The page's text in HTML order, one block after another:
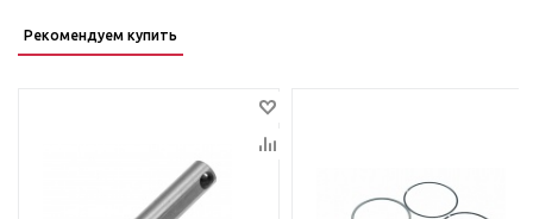
Рекомендуем купить